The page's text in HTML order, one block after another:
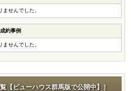
せんでした。
約事例
せんでした。
【ビューハウス群馬版で公開中】］